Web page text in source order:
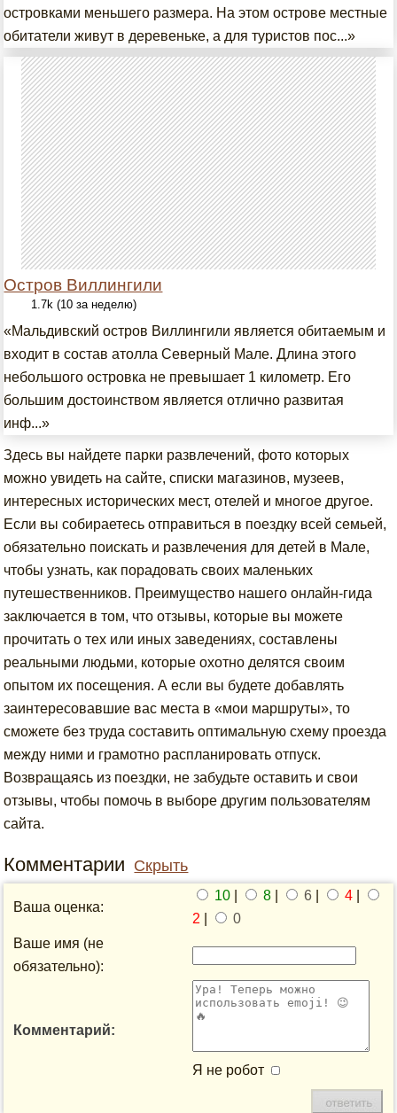
островками меньшего размера. На этом острове местные
обитатели живут в деревеньке, а для туристов пос...»
Остров Виллингили
1.7k (10 за неделю)
«Мальдивский остров Виллингили является обитаемым и
входит в состав атолла Северный Мале. Длина этого
небольшого островка не превышает 1 километр. Его
большим достоинством является отлично развитая
инф...»
Здесь вы найдете парки развлечений, фото которых
можно увидеть на сайте, списки магазинов, музеев,
интересных исторических мест, отелей и многое другое.
Если вы собираетесь отправиться в поездку всей семьей,
обязательно поискать и развлечения для детей в Мале,
чтобы узнать, как порадовать своих маленьких
путешественников. Преимущество нашего онлайн-гида
заключается в том, что отзывы, которые вы можете
прочитать о тех или иных заведениях, составлены
реальными людьми, которые охотно делятся своим
опытом их посещения. А если вы будете добавлять
заинтересовавшие вас места в «мои маршруты», то
сможете без труда составить оптимальную схему проезда
между ними и грамотно распланировать отпуск.
Возвращаясь из поездки, не забудьте оставить и свои
отзывы, чтобы помочь в выборе другим пользователям
сайта.
Комментарии Скрыть
Ваша оценка:
10 8 6 4
2
0
Ваше имя (не
обязательно):
Комментарий:
Я не робот